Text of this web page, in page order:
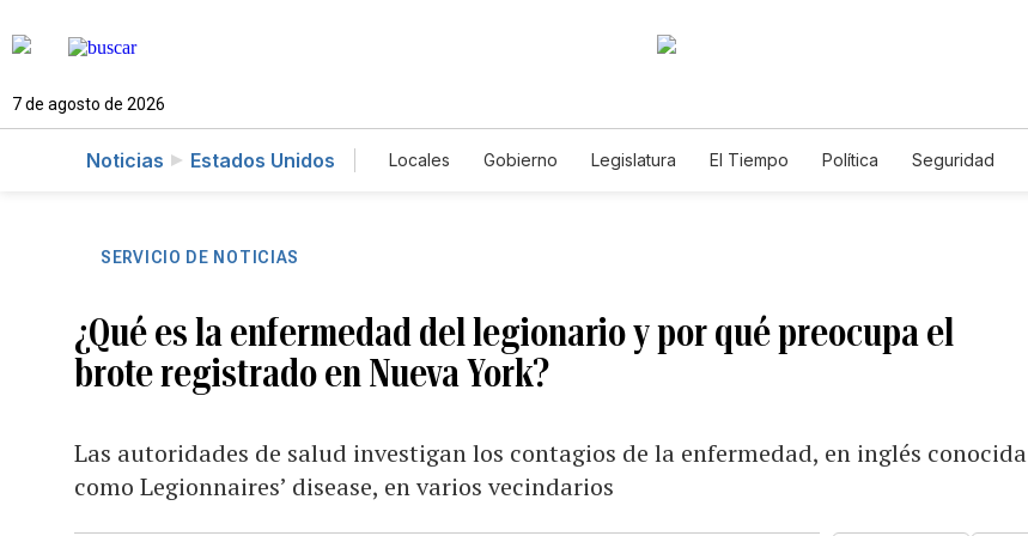
7 de agosto de 2026
Noticias Estados Unidos Locales Gobierno Legislatura El Tiempo Política Seguridad
SERVICIO DE NOTICIAS
¿Qué es la enfermedad del legionario y por qué preocupa el
brote registrado en Nueva York?
Las autoridades de salud investigan los contagios de la enfermedad, en inglés conocida
como Legionnaires’ disease, en varios vecindarios